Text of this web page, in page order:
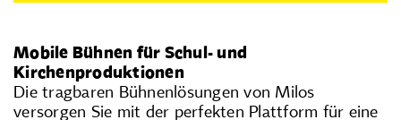
Mobile Bühnen für Schul- und
Kirchenproduktionen
Die tragbaren Bühnenlösungen von Milos
versorgen Sie mit der perfekten Plattform für eine